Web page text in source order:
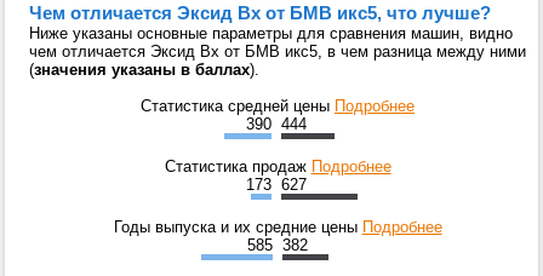
Чем отличается Эксид Вх от БМВ икс5, что лучше?
Ниже указаны основные параметры для сравнения машин, видно
чем отличается Эксид Вх от БМВ икс5, в чем разница между ними
(значения указаны в баллах).
Статистика средней цены Подробнее
390 444
Статистика продаж Подробнее
173 627
Годы выпуска и их средние цены Подробнее
585 382